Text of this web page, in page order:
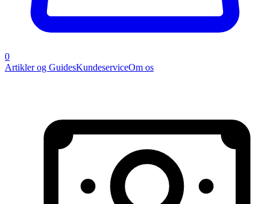
0
Artikler og GuidesKundeserviceOm os